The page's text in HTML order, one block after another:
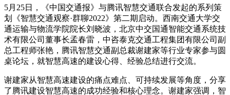
5月25日，《中国交通报》与腾讯智慧交通联合发起的系列策
划《智慧交通观察·群聊2022》第二期启动。西南交通大学交
通运输与物流学院院长刘晓波，北京中交国通智能交通系统技
术有限公司董事长孟春雷，中咨泰克交通工程集团有限公司副
总工程师张艳，腾讯智慧交通副总裁谢建家等行业专家参与圆
桌论坛，就智慧高速的建设心得、经验总结进行交流。
谢建家从智慧高速建设的痛点难点、可持续发展等角度，分享
了腾讯建设智慧高速的成功经验和核心理念。谢建家强调，智